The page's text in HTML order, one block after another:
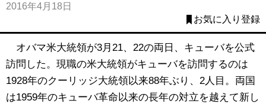
2016年4月18日
お気に入り登録
オバマ米大統領が3月21、22の両日、キューバを公式
訪問した。現職の米大統領がキューバを訪問するのは
1928年のクーリッジ大統領以来88年ぶり、2人目。両国
は1959年のキューバ革命以来の長年の対立を越えて新し